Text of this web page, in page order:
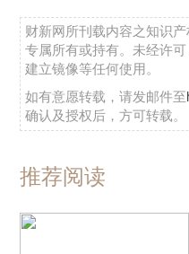
财新网所刊载内容之知识
专属所有或持有。未经许
建立镜像等任何使用。
如有意愿转载，请发邮件至
确认及授权后，方可转载。
推荐阅读